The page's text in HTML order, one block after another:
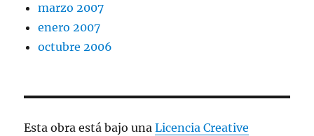
marzo 2007
enero 2007
octubre 2006
Esta obra está bajo unaLicencia Creative